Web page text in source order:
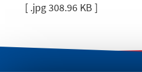
[ .jpg 308.96 KB ]